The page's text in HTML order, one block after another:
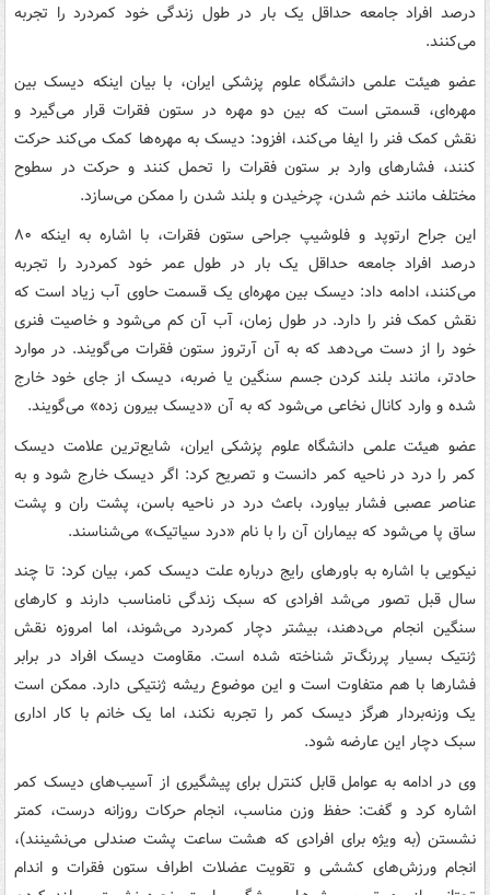
درصد افراد جامعه حداقل یک بار در طول زندگی خود کمردرد را تجربه
می‌کنند.
عضو هیئت علمی دانشگاه علوم پزشکی ایران، با بیان اینکه دیسک بین
مهره‌ای، قسمتی است که بین دو مهره در ستون فقرات قرار می‌گیرد و
نقش کمک فنر را ایفا می‌کند، افزود: دیسک به مهره‌ها کمک می‌کند حرکت
کنند، فشارهای وارد بر ستون فقرات را تحمل کنند و حرکت در سطوح
مختلف مانند خم شدن، چرخیدن و بلند شدن را ممکن می‌سازد.
این جراح ارتوپد و فلوشیپ جراحی ستون فقرات، با اشاره به اینکه ۸۰
درصد افراد جامعه حداقل یک بار در طول عمر خود کمردرد را تجربه
می‌کنند، ادامه داد: دیسک بین مهره‌ای یک قسمت حاوی آب زیاد است که
نقش کمک فنر را دارد. در طول زمان، آب آن کم می‌شود و خاصیت فنری
خود را از دست می‌دهد که به آن آرتروز ستون فقرات می‌گویند. در موارد
حادتر، مانند بلند کردن جسم سنگین یا ضربه، دیسک از جای خود خارج
شده و وارد کانال نخاعی می‌شود که به آن «دیسک بیرون زده» می‌گویند.
عضو هیئت علمی دانشگاه علوم پزشکی ایران، شایع‌ترین علامت دیسک
کمر را درد در ناحیه کمر دانست و تصریح کرد: اگر دیسک خارج شود و به
عناصر عصبی فشار بیاورد، باعث درد در ناحیه باسن، پشت ران و پشت
ساق پا می‌شود که بیماران آن را با نام «درد سیاتیک» می‌شناسند.
نیکویی با اشاره به باورهای رایج درباره علت دیسک کمر، بیان کرد: تا چند
سال قبل تصور می‌شد افرادی که سبک زندگی نامناسب دارند و کارهای
سنگین انجام می‌دهند، بیشتر دچار کمردرد می‌شوند، اما امروزه نقش
ژنتیک بسیار پررنگ‌تر شناخته شده است. مقاومت دیسک افراد در برابر
فشارها با هم متفاوت است و این موضوع ریشه ژنتیکی دارد. ممکن است
یک وزنه‌بردار هرگز دیسک کمر را تجربه نکند، اما یک خانم با کار اداری
سبک دچار این عارضه شود.
وی در ادامه به عوامل قابل کنترل برای پیشگیری از آسیب‌های دیسک کمر
اشاره کرد و گفت: حفظ وزن مناسب، انجام حرکات روزانه درست، کمتر
نشستن (به ویژه برای افرادی که هشت ساعت پشت صندلی می‌نشینند)،
انجام ورزش‌های کششی و تقویت عضلات اطراف ستون فقرات و اندام